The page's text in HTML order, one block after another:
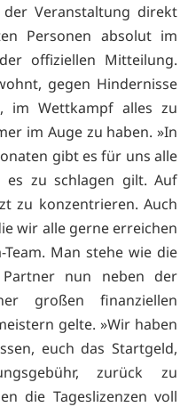
Veranstaltung direkt
Personen absolut im
offiziellen Mitteilung.
gegen Hindernisse
im Wettkampf alles zu
im Auge zu haben. »In
gibt es für uns alle
es zu schlagen gilt. Auf
zu konzentrieren. Auch
wir alle gerne erreichen
Man stehe wie die
nun neben der
großen finanziellen
gelte. »Wir haben
euch das Startgeld,
zurück zu
die Tageslizenzen voll